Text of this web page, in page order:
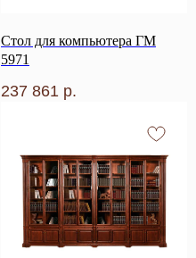
Стол для компьютера ГМ
5971
237 861 р.